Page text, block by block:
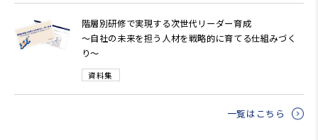
階層別研修で実現する次世代リーダー育成
～自社の未来を担う人材を戦略的に育てる仕組みづく
り～
資料集
一覧はこちら